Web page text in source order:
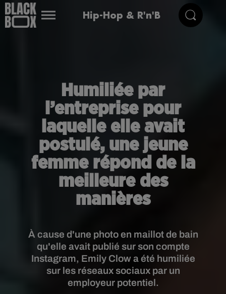
Hip-Hop & R'n'B
Humiliée par
l’entreprise pour
laquelle elle avait
postulé, une jeune
femme répond de la
meilleure des
manières
À cause d'une photo en maillot de bain
qu'elle avait publié sur son compte
Instagram, Emily Clow a été humiliée
sur les réseaux sociaux par un
employeur potentiel.